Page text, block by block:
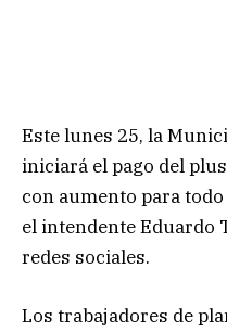
Este lunes 25, la
iniciará el pago del
con aumento para
el intendente Eduardo
redes sociales.
Los trabajadores de